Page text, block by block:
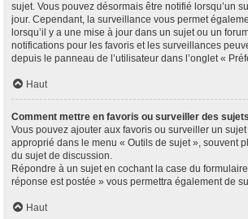
sujet. Vous pouvez désormais être notifié lorsqu’un
jour. Cependant, la surveillance vous permet
lorsqu’il y a une mise à jour dans un sujet ou un
notifications pour les favoris et les surveillances
depuis le panneau de l’utilisateur dans l’onglet «
Haut
Comment mettre en favoris ou surveiller des
Vous pouvez ajouter aux favoris ou surveiller un
approprié dans le menu « Outils de sujet », souvent
du sujet de discussion.
Répondre à un sujet en cochant la case du formulaire
réponse est postée » vous permettra également de
Haut